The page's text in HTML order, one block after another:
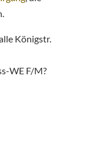
Königstr.
WE F/M?